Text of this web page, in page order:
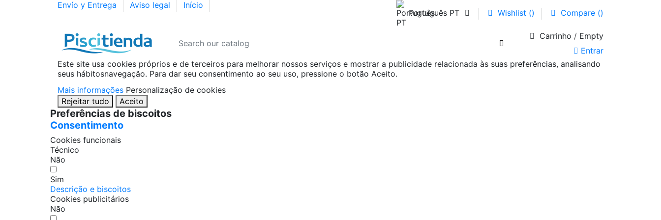
Envío y Entrega Aviso legal
Início
Português PT
Wishlist () Compare ()
Carrinho / Empty
Entrar
Este site usa cookies próprios e de terceiros para melhorar nossos serviços e mostrar a publicidade relacionada às suas preferências, analisando
seus hábitosnavegação. Para dar seu consentimento ao seu uso, pressione o botão Aceito.
Mais informações Personalização de cookies
Rejeitar tudo
Aceito
Preferências de biscoitos
Consentimento
Cookies funcionais
Técnico
Não
Sim
Descrição e biscoitos
Cookies publicitários
Não